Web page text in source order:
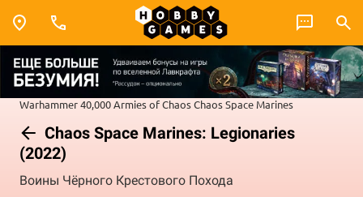
Warhammer 40,000Armies of ChaosChaos Space Marines
Chaos Space Marines: Legionaries
(2022)
Воины Чёрного Крестового Похода